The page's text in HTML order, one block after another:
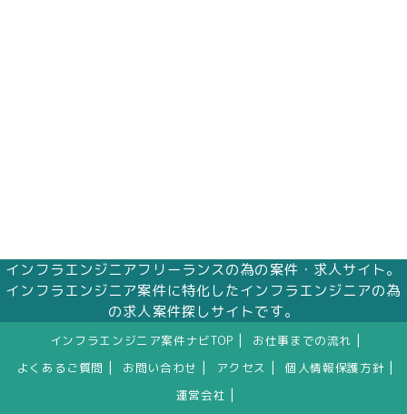
インフラエンジニアフリーランスの為の案件・求人サイト。
インフラエンジニア案件に特化したインフラエンジニアの為
の求人案件探しサイトです。
インフラエンジニア案件ナビTOP お仕事までの流れ
よくあるご質問 お問い合わせ アクセス 個人情報保護方針
運営会社